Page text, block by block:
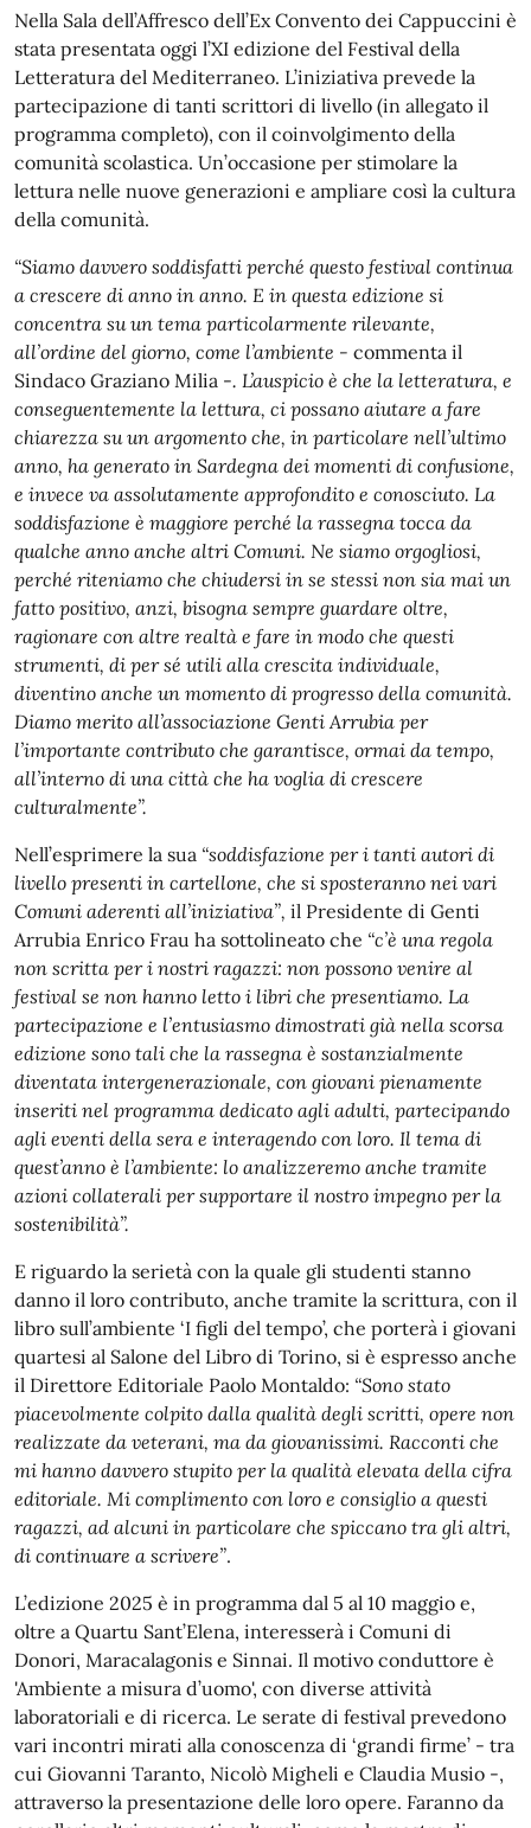
Nella Sala dell’Affresco dell’Ex Convento dei Cappuccini è
stata presentata oggi l’XI edizione del Festival della
Letteratura del Mediterraneo. L’iniziativa prevede la
partecipazione di tanti scrittori di livello (in allegato il
programma completo), con il coinvolgimento della
comunità scolastica. Un’occasione per stimolare la
lettura nelle nuove generazioni e ampliare così la cultura
della comunità.
“Siamo davvero soddisfatti perché questo festival continua
a crescere di anno in anno. E in questa edizione si
concentra su un tema particolarmente rilevante,
all’ordine del giorno, come l’ambiente - commenta il
Sindaco Graziano Milia -. L’auspicio è che la letteratura, e
conseguentemente la lettura, ci possano aiutare a fare
chiarezza su un argomento che, in particolare nell’ultimo
anno, ha generato in Sardegna dei momenti di confusione,
e invece va assolutamente approfondito e conosciuto. La
soddisfazione è maggiore perché la rassegna tocca da
qualche anno anche altri Comuni. Ne siamo orgogliosi,
perché riteniamo che chiudersi in se stessi non sia mai un
fatto positivo, anzi, bisogna sempre guardare oltre,
ragionare con altre realtà e fare in modo che questi
strumenti, di per sé utili alla crescita individuale,
diventino anche un momento di progresso della comunità.
Diamo merito all’associazione Genti Arrubia per
l’importante contributo che garantisce, ormai da tempo,
all’interno di una città che ha voglia di crescere
culturalmente”.
Nell’esprimere la sua “soddisfazione per i tanti autori di
livello presenti in cartellone, che si sposteranno nei vari
Comuni aderenti all’iniziativa”, il Presidente di Genti
Arrubia Enrico Frau ha sottolineato che “c’è una regola
non scritta per i nostri ragazzi: non possono venire al
festival se non hanno letto i libri che presentiamo. La
partecipazione e l’entusiasmo dimostrati già nella scorsa
edizione sono tali che la rassegna è sostanzialmente
diventata intergenerazionale, con giovani pienamente
inseriti nel programma dedicato agli adulti, partecipando
agli eventi della sera e interagendo con loro. Il tema di
quest’anno è l’ambiente: lo analizzeremo anche tramite
azioni collaterali per supportare il nostro impegno per la
sostenibilità”.
E riguardo la serietà con la quale gli studenti stanno
danno il loro contributo, anche tramite la scrittura, con il
libro sull’ambiente ‘I figli del tempo’, che porterà i giovani
quartesi al Salone del Libro di Torino, si è espresso anche
il Direttore Editoriale Paolo Montaldo: “Sono stato
piacevolmente colpito dalla qualità degli scritti, opere non
realizzate da veterani, ma da giovanissimi. Racconti che
mi hanno davvero stupito per la qualità elevata della cifra
editoriale. Mi complimento con loro e consiglio a questi
ragazzi, ad alcuni in particolare che spiccano tra gli altri,
di continuare a scrivere”.
L’edizione 2025 è in programma dal 5 al 10 maggio e,
oltre a Quartu Sant’Elena, interesserà i Comuni di
Donori, Maracalagonis e Sinnai. Il motivo conduttore è
'Ambiente a misura d’uomo', con diverse attività
laboratoriali e di ricerca. Le serate di festival prevedono
vari incontri mirati alla conoscenza di ‘grandi firme’ - tra
cui Giovanni Taranto, Nicolò Migheli e Claudia Musio -,
attraverso la presentazione delle loro opere. Faranno da